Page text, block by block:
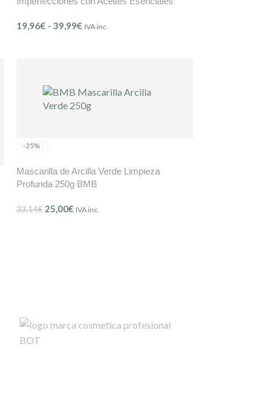
19,96€ - 39,99€ IVA inc.
-25%
Mascarilla de Arcilla Verde Limpieza
Profunda 250g BMB
33,14€ 25,00€ IVA inc.